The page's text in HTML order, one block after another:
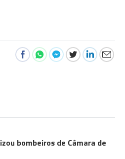
bombeiros de Câmara de